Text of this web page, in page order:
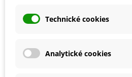
SOUVISEJÍCÍ PRODUKTY
Technické cookies
Analytické cookies